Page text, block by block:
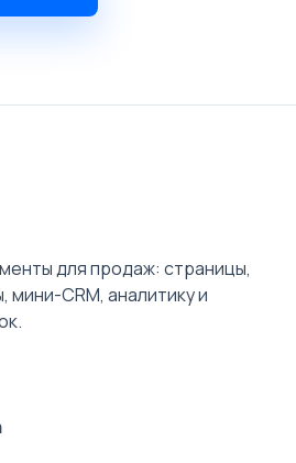
для продаж: страницы,
CRM, аналитику и